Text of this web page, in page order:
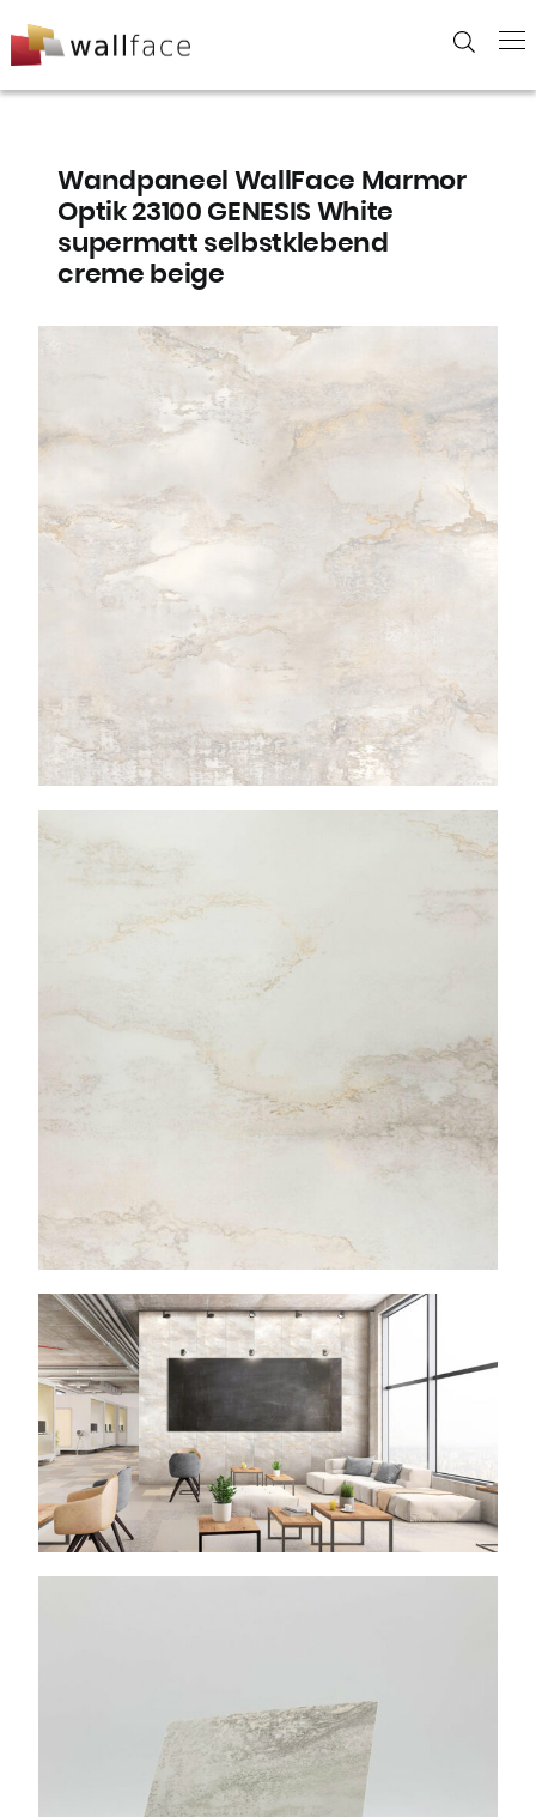
to
Wandpaneel WallFace Marmor
Optik 23100 GENESIS White
supermatt selbstklebend
creme beige